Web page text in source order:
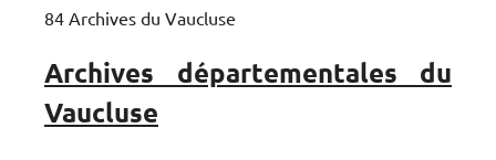
84 Archives du Vaucluse
Archives départementales du
Vaucluse